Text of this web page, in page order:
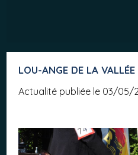
LOU-ANGE DE LA
Actualité publiée le 03/05/